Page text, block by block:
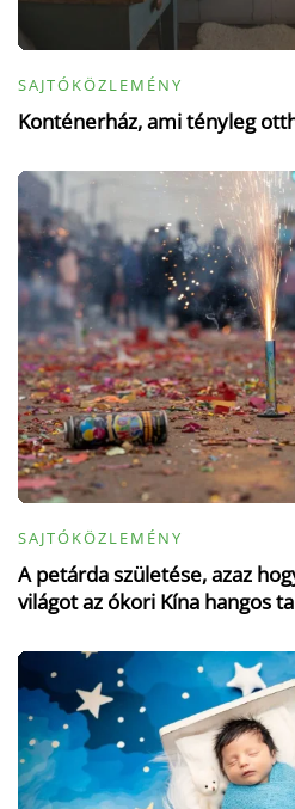
SAJTÓKÖZLEMÉNY
Konténerház, ami tényleg
SAJTÓKÖZLEMÉNY
A petárda születése, azaz
világot az ókori Kína hangos